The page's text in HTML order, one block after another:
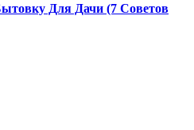
Для Дачи (7 Советов